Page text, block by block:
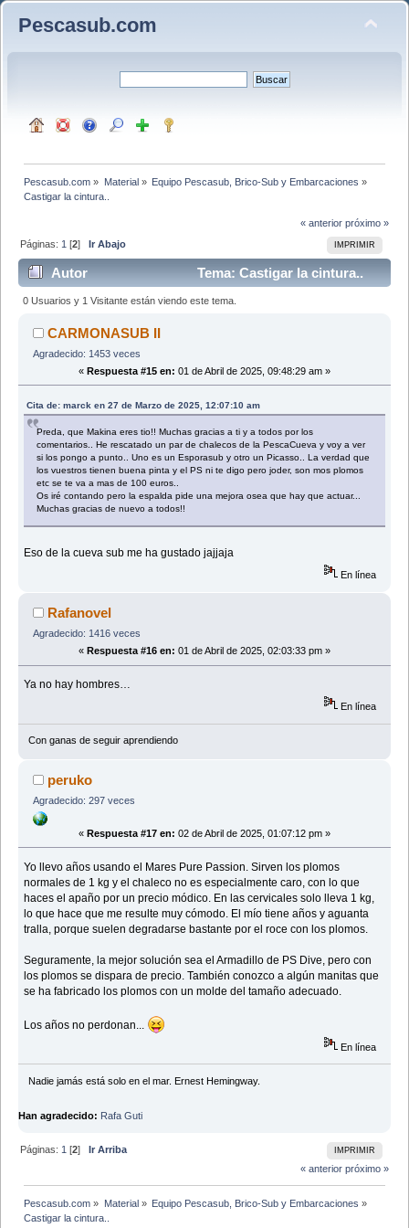
Pescasub.com
Pescasub.com » Material» Equipo Pescasub, Brico-Sub y Embarcaciones »
Castigar la cintura..
« anterior próximo »
IMPRIMIR
Páginas: 1 [2]Ir Abajo
Autor
Tema: Castigar la cintura..
(Leído 3165 veces)
0 Usuarios y 1 Visitante están viendo este tema.
CARMONASUB II
Agradecido: 1453 veces
« Respuesta #15 en: 01 de Abril de 2025, 09:48:29 am »
Cita de: marck en 27 de Marzo de 2025, 12:07:10 am
Preda, que Makina eres tio!! Muchas gracias a ti y a todos por los
comentarios.. He rescatado un par de chalecos de la PescaCueva y voy a ver
si los pongo a punto.. Uno es un Esporasub y otro un Picasso.. La verdad que
los vuestros tienen buena pinta y el PS ni te digo pero joder, son mos plomos
etc se te va a mas de 100 euros..
Os iré contando pero la espalda pide una mejora osea que hay que actuar...
Muchas gracias de nuevo a todos!!
Eso de la cueva sub me ha gustado jajjaja
En línea
Rafanovel
Agradecido: 1416 veces
« Respuesta #16 en: 01 de Abril de 2025, 02:03:33 pm »
Ya no hay hombres…
En línea
Con ganas de seguir aprendiendo
peruko
Agradecido: 297 veces
« Respuesta #17 en: 02 de Abril de 2025, 01:07:12 pm »
Yo llevo años usando el Mares Pure Passion. Sirven los plomos
normales de 1 kg y el chaleco no es especialmente caro, con lo que
haces el apaño por un precio módico. En las cervicales solo lleva 1 kg,
lo que hace que me resulte muy cómodo. El mío tiene años y aguanta
tralla, porque suelen degradarse bastante por el roce con los plomos.
Seguramente, la mejor solución sea el Armadillo de PS Dive, pero con
los plomos se dispara de precio. También conozco a algún manitas que
se ha fabricado los plomos con un molde del tamaño adecuado.
Los años no perdonan...
En línea
Nadie jamás está solo en el mar. Ernest Hemingway.
Han agradecido: Rafa Guti
IMPRIMIR
Páginas: 1 [2]Ir Arriba
« anterior próximo »
Pescasub.com » Material» Equipo Pescasub, Brico-Sub y Embarcaciones »
Castigar la cintura..